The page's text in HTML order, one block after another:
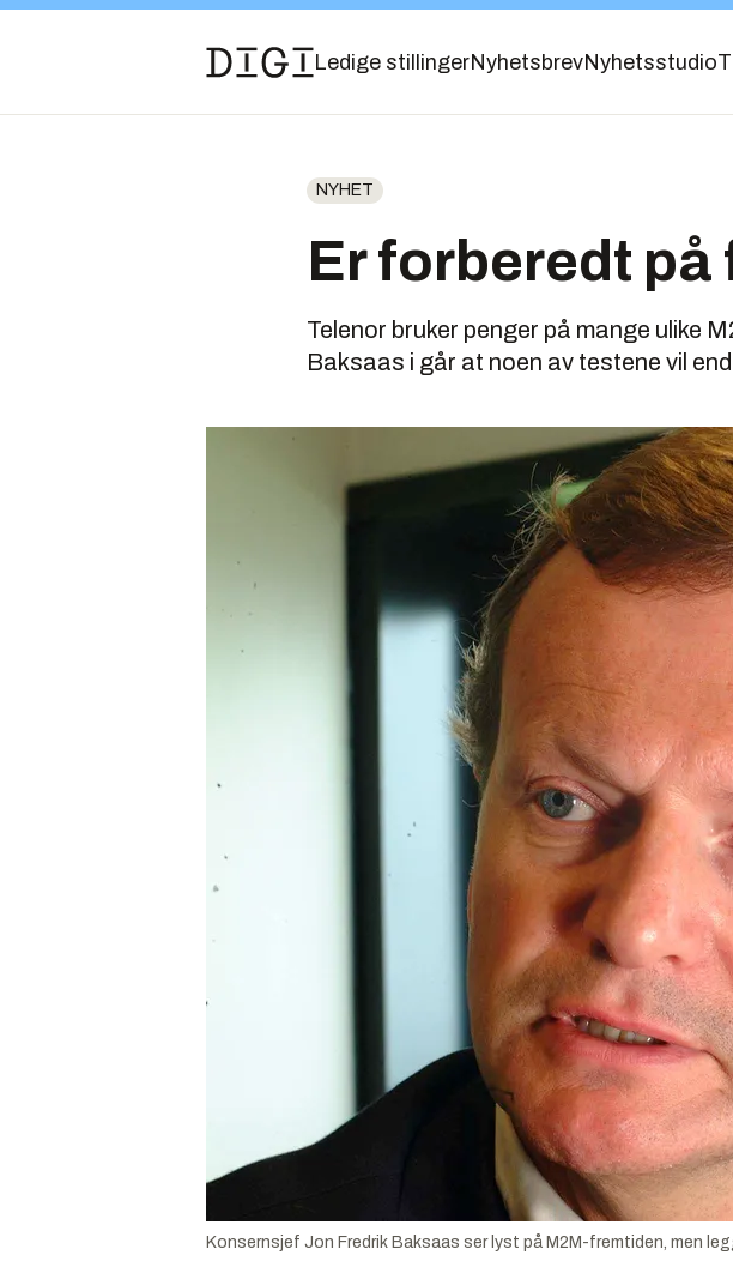
Ledige stillingerNyhetsbrevNyhetsstudio
NYHET
Er forberedt
Telenor bruker penger på mange ulike
Baksaas i går at noen av testene vil
Konsernsjef Jon Fredrik Baksaas ser lyst på M2M-fremtiden, men